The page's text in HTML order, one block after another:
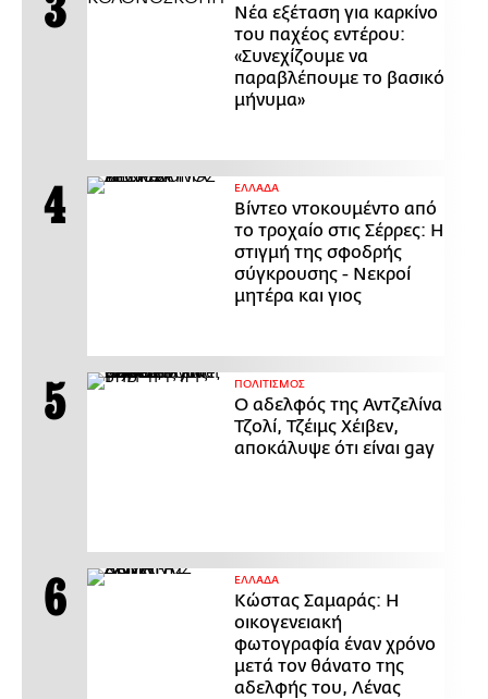
Νέα εξέταση για καρκίνο
του παχέος εντέρου:
«Συνεχίζουμε να
παραβλέπουμε το βασικό
μήνυμα»
ΕΛΛΑΔΑ
Βίντεο ντοκουμέντο από
το τροχαίο στις Σέρρες: Η
στιγμή της σφοδρής
σύγκρουσης - Νεκροί
μητέρα και γιος
ΠΟΛΙΤΙΣΜΟΣ
Ο αδελφός της Αντζελίνα
Τζολί, Τζέιμς Χέιβεν,
αποκάλυψε ότι είναι gay
ΕΛΛΑΔΑ
Κώστας Σαμαράς: Η
οικογενειακή
φωτογραφία έναν χρόνο
μετά τον θάνατο της
αδελφής του, Λένας